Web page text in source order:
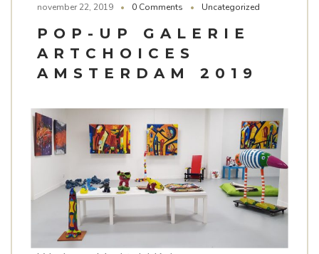
november 22, 2019 0 Comments Uncategorized
POP-UP GALERIE
ARTCHOICES
AMSTERDAM 2019